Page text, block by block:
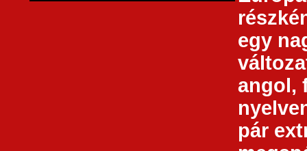
egy
angol,
pár